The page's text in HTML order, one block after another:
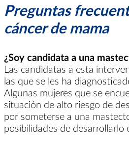
Preguntas
cáncer de mama
¿Soy candidata a una
Las candidatas a esta
las que se les ha
Algunas mujeres que se
situación de alto riesgo de
por someterse a una
posibilidades de desarrollarlo